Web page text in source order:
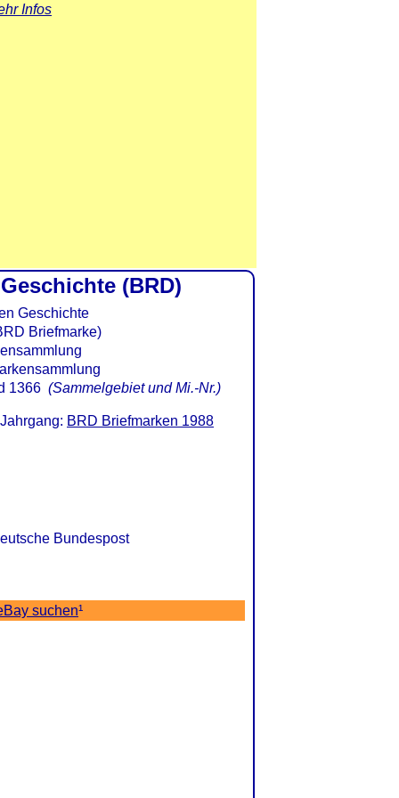
Infos
(BRD)
Briefmarke)
1366(Sammelgebiet und Mi.-Nr.)
BRD Briefmarken 1988
Bundespost
suchen¹